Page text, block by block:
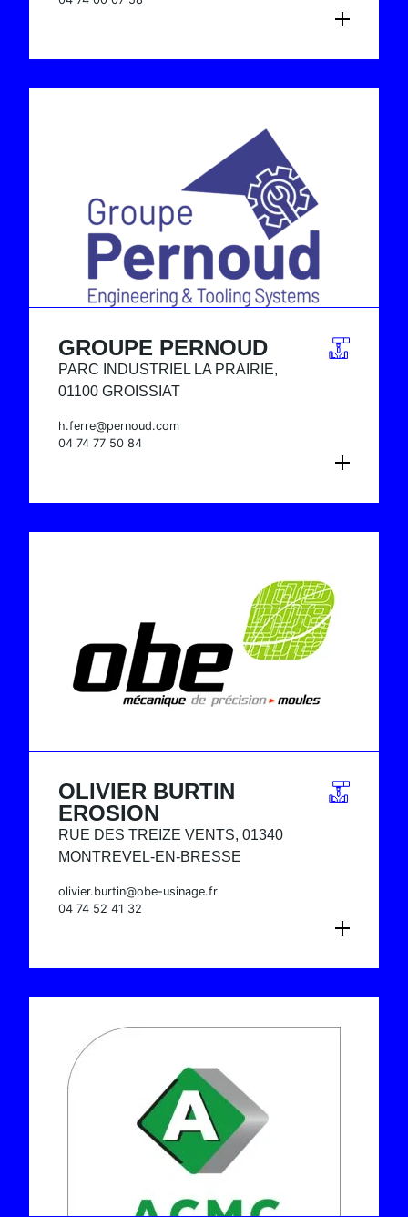
GROUPE PERNOUD
PARC INDUSTRIEL LA PRAIRIE,
01100 GROISSIAT
h.ferre@pernoud.com
04 74 77 50 84
OLIVIER BURTIN
EROSION
RUE DES TREIZE VENTS, 01340
MONTREVEL-EN-BRESSE
olivier.burtin@obe-usinage.fr
04 74 52 41 32